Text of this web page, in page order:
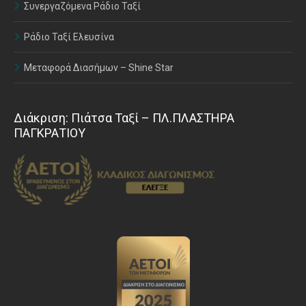
Συνεργαζόμενα Ράδιο Ταξί
Ράδιο Ταξί Ελευσίνα
Μεταφορά Διασήμων – Shine Star
Διάκριση: Πιάτσα Ταξί – ΠΛ.ΠΛΑΣΤΗΡΑ
ΠΑΓΚΡΑΤΙΟΥ